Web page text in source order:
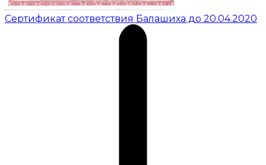
Сертификат соответствия Балашиха до 20.04.2020